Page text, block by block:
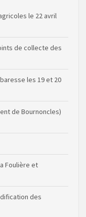
le 22 avril
de collecte des
les 19 et 20
de Bournoncles)
Foulière et
des